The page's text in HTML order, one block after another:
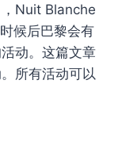
Nuit Blanche
候后巴黎会有
动。这篇文章
所有活动可以